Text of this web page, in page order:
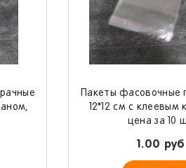
Пакеты фасовочные
12*12 см с клеевым
цена за 10
1.00 руб